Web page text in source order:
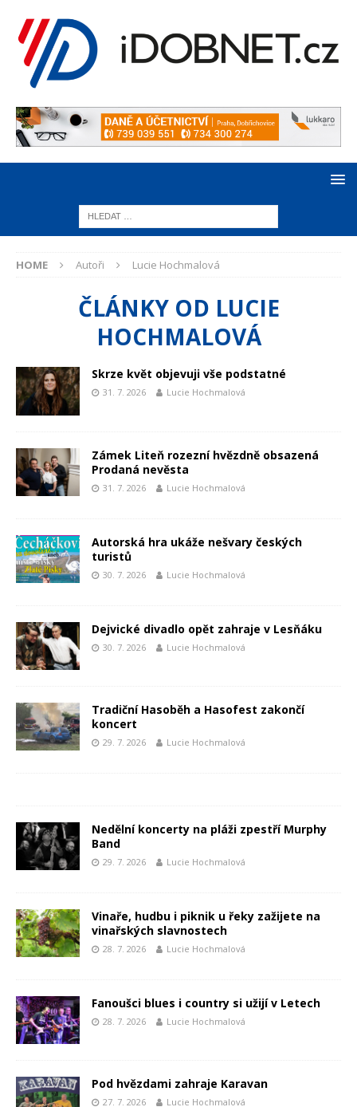
HOME Autoři Lucie Hochmalová
ČLÁNKY OD LUCIE
HOCHMALOVÁ
Skrze květ objevuji vše podstatné
31. 7. 2026 Lucie Hochmalová
Zámek Liteň rozezní hvězdně obsazená
Prodaná nevěsta
31. 7. 2026 Lucie Hochmalová
Autorská hra ukáže nešvary českých
turistů
30. 7. 2026 Lucie Hochmalová
Dejvické divadlo opět zahraje v Lesňáku
30. 7. 2026 Lucie Hochmalová
Tradiční Hasoběh a Hasofest zakončí
koncert
29. 7. 2026 Lucie Hochmalová
Nedělní koncerty na pláži zpestří Murphy
Band
29. 7. 2026 Lucie Hochmalová
Vinaře, hudbu i piknik u řeky zažijete na
vinařských slavnostech
28. 7. 2026 Lucie Hochmalová
Fanoušci blues i country si užijí v Letech
28. 7. 2026 Lucie Hochmalová
Pod hvězdami zahraje Karavan
27. 7. 2026 Lucie Hochmalová